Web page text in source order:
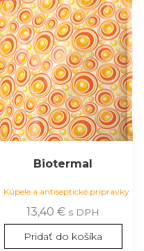
Biotermal
Kúpele a antiseptické prípravky
13,40€ s DPH
Pridať do košíka